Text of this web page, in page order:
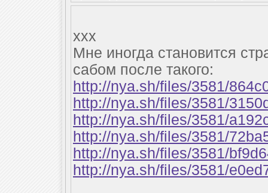
xxx
Мне иногда становится
сабом после такого:
http://nya.sh/files/3581/
http://nya.sh/files/3581/
http://nya.sh/files/3581/
http://nya.sh/files/3581/
http://nya.sh/files/3581/
http://nya.sh/files/3581/